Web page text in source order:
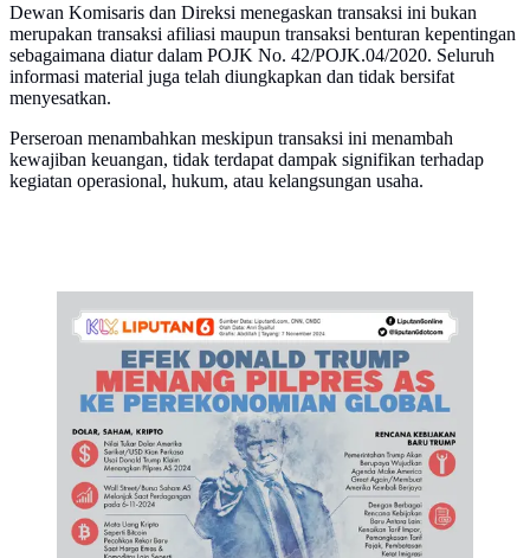
Dewan Komisaris dan Direksi menegaskan transaksi ini bukan
merupakan transaksi afiliasi maupun transaksi benturan kepentingan
sebagaimana diatur dalam POJK No. 42/POJK.04/2020. Seluruh
informasi material juga telah diungkapkan dan tidak bersifat
menyesatkan.
Perseroan menambahkan meskipun transaksi ini menambah
kewajiban keuangan, tidak terdapat dampak signifikan terhadap
kegiatan operasional, hukum, atau kelangsungan usaha.